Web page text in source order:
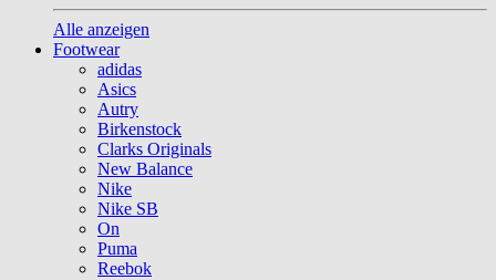
Alle anzeigen
Footwear
adidas
Asics
Autry
Birkenstock
Clarks Originals
New Balance
Nike
Nike SB
On
Puma
Reebok